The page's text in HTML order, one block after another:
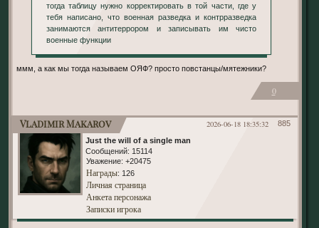
тогда таблицу нужно корректировать в той части, где у
тебя написано, что военная разведка и контрразведка
занимаются антитеррором и записывать им чисто
военные функции
ммм, а как мы тогда называем ОЯФ? просто повстанцы/мятежники?
0
885
2026-06-18 18:35:32
Vladimir Makarov
Just the will of a single man
Сообщений: 15114
Уважение: +20475
Награды: 126
Личная страница
Анкета персонажа
Записки игрока